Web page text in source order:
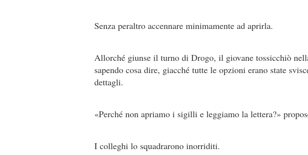
Senza peraltro accennare minimamente ad aprirla.
Allorché giunse il turno di Drogo, il giovane tossicchiò
sapendo cosa dire, giacché tutte le opzioni erano state
dettagli.
«Perché non apriamo i sigilli e leggiamo la lettera?»
I colleghi lo squadrarono inorriditi.